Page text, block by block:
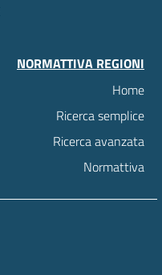
NORMATTIVA REGIONI
Home
Ricerca semplice
Ricerca avanzata
Normattiva